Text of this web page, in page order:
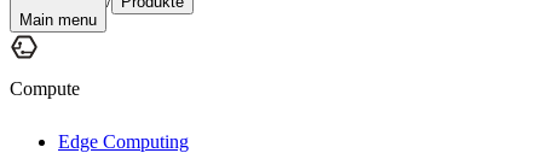
Main menu
Compute
Edge Computing